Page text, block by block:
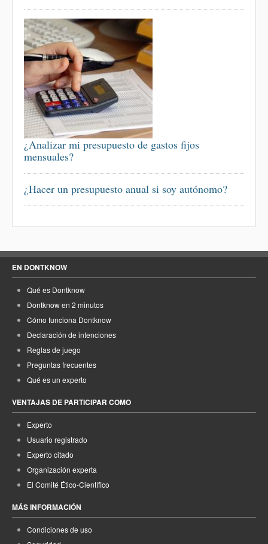
¿Analizar mi presupuesto de gastos fijos
mensuales?
¿Hacer un presupuesto anual si soy autónomo?
EN DONTKNOW
Qué es Dontknow
Dontknow en 2 minutos
Cómo funciona Dontknow
Declaración de intenciones
Reglas de juego
Preguntas frecuentes
Qué es un experto
VENTAJAS DE PARTICIPAR COMO
Experto
Usuario registrado
Experto citado
Organización experta
El Comité Ético-Científico
MÁS INFORMACIÓN
Condiciones de uso